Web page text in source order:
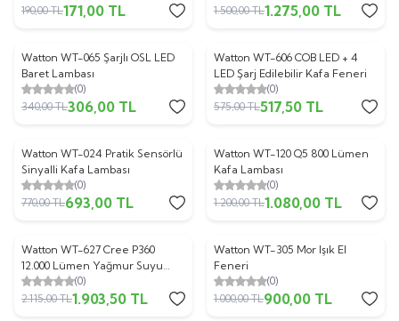
190,00TL171,00 TL
1.500,00TL1.275,00 TL
%10
Watton WT-065 Şarjlı OSL LED
Baret Lambası
(0)
340,00TL306,00 TL
%10
Watton WT-606 COB LED + 4
LED Şarj Edilebilir Kafa Feneri
(0)
575,00TL517,50 TL
%10
Watton WT-024 Pratik Sensörlü
Sinyalli Kafa Lambası
(0)
770,00TL693,00 TL
%10
Watton WT-120 Q5 800 Lümen
Kafa Lambası
(0)
1.200,00TL1.080,00 TL
%10
Watton WT-627 Cree P360
12.000 Lümen Yağmur Suyu
Geçirmez Kafa Lambası
(0)
2.115,00TL1.903,50 TL
%10
Watton WT-305 Mor Işık El
Feneri
(0)
1.000,00TL900,00 TL